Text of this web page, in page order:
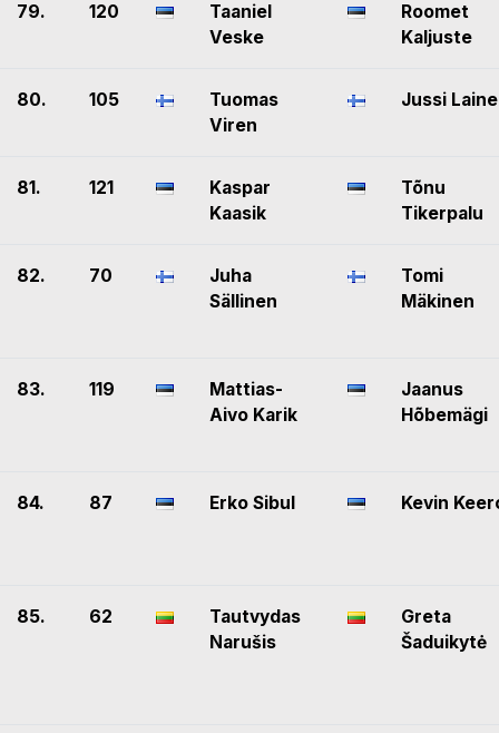
79. 120
Taaniel
Veske
Roomet
Kaljuste
80. 105
Tuomas
Viren
Jussi Laine
81. 121
Kaspar
Kaasik
Tõnu
Tikerpalu
82. 70
Juha
Sällinen
Tomi
Mäkinen
83. 119
Mattias-
Aivo Karik
Jaanus
Hõbemägi
84. 87 Erko Sibul Kevin
85. 62
Tautvydas
Narušis
Greta
Šaduikytė